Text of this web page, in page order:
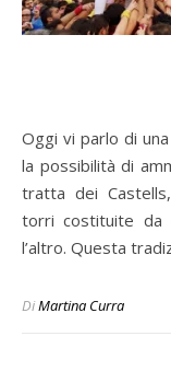
Oggi vi parlo di una tradizione tutta catalana, che ho avuto
la possibilità di
tratta dei
torri costituite da
l’altro. Questa
DiMartina Curra